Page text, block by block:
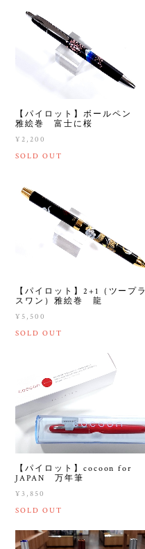
【パイロット】ボールペン
雅絵巻 富士に桜
¥2,200
SOLD OUT
【パイロット】2+1（ツープラ
スワン）雅絵巻 龍
¥5,500
SOLD OUT
【パイロット】cocoon for
JAPAN 万年筆
¥3,850
SOLD OUT